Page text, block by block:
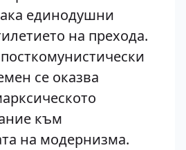
единодушни
на прехода.
се оказва
към
на модернизма.